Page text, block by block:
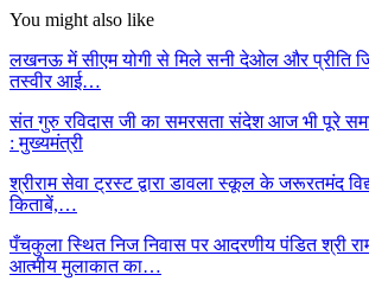
You might also like
लखनऊ में सीएम योगी से मिले सनी देओल और प्रीति
तस्वीर आई…
संत गुरु रविदास जी का समरसता संदेश आज भी पूरे
: मुख्यमंत्री
श्रीराम सेवा ट्रस्ट द्वारा डावला स्कूल के जरूरतमंद
किताबें,…
पँचकुला स्थित निज निवास पर आदरणीय पंडित श्री
आत्मीय मुलाकात का…